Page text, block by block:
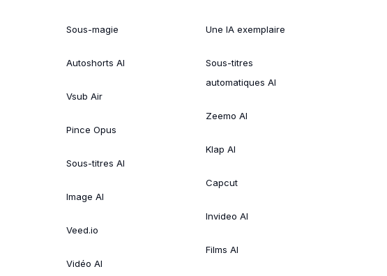
Sous-magie
Autoshorts AI
Vsub Air
Pince Opus
Sous-titres AI
Image AI
Veed.io
Vidéo AI
Une IA exemplaire
Sous-titres
automatiques AI
Zeemo AI
Klap AI
Capcut
Invideo AI
Films AI